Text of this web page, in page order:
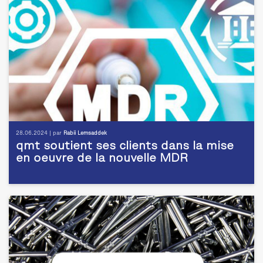
28.06.2024 | par Rabii Lemsaddek
qmt soutient ses clients dans la mise
en oeuvre de la nouvelle MDR